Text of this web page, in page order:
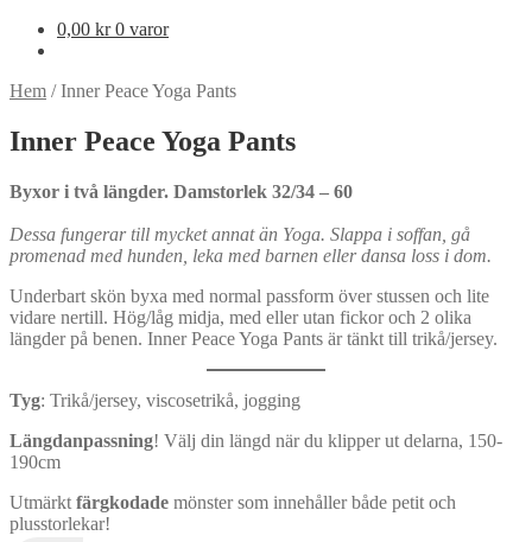
0,00 kr 0 varor
Hem /Inner Peace Yoga Pants
Inner Peace Yoga Pants
Byxor i två längder. Damstorlek 32/34 – 60
Dessa fungerar till mycket annat än Yoga. Slappa i soffan, gå
promenad med hunden, leka med barnen eller dansa loss i dom.
Underbart skön byxa med normal passform över stussen och lite
vidare nertill. Hög/låg midja, med eller utan fickor och 2 olika
längder på benen. Inner Peace Yoga Pants är tänkt till trikå/jersey.
Tyg: Trikå/jersey, viscosetrikå, jogging
Längdanpassning! Välj din längd när du klipper ut delarna, 150-
190cm
Utmärkt färgkodade mönster som innehåller både petit och
plusstorlekar!